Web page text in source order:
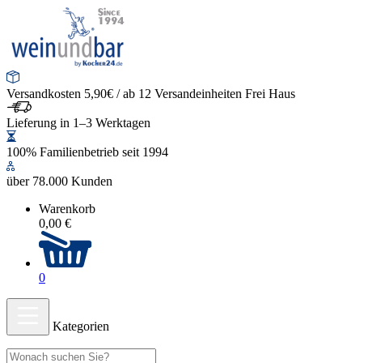
Versandkosten 5,90€ / ab 12 Versandeinheiten Frei Haus
Lieferung in 1–3 Werktagen
100% Familienbetrieb seit 1994
über 78.000 Kunden
Warenkorb
0,00 €
0
Kategorien